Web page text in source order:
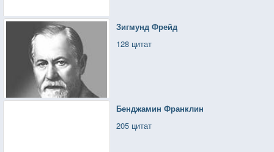
Зигмунд Фрейд
128 цитат
Бенджамин Франклин
205 цитат